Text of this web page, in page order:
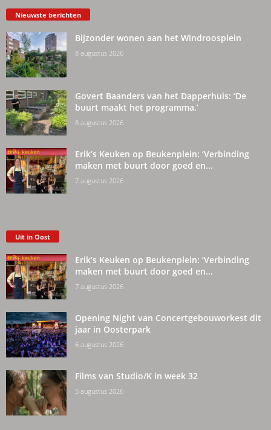
Nieuwste berichten
Bijzonder wonen aan het Windroosplein
8 augustus 2026
Govert Baanders van het Dapperhuis: ‘De
buurt maakt het programma.’
8 augustus 2026
Erik’s Keuken op Beukenplein: ‘Verbinding
maken met buurt door goed en...
7 augustus 2026
Uit in Oost
Erik’s Keuken op Beukenplein: ‘Verbinding
maken met buurt door goed en...
7 augustus 2026
Opening Night van Concertgebouworkest dit
jaar in Oosterpark
6 augustus 2026
Films van Studio/K in week 32
5 augustus 2026